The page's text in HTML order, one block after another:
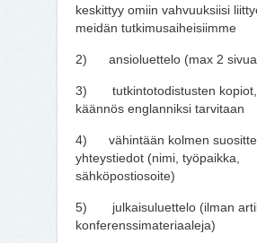
keskittyy omiin vahvuuksiisi
meidän tutkimusaiheisiimme
2) ansioluettelo (max 2
3) tutkintotodistusten kopiot,
käännös englanniksi tarvitaan
4) vähintään kolmen
yhteystiedot (nimi, työpaikka,
sähköpostiosoite)
5) julkaisuluettelo (ilman
konferenssimateriaaleja)